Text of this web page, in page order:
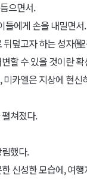
그 대상은, 한 평범한
못될 리 없기에, 미카
확실히 다른 이들과
기에 행색은 비루했지
베풀었으며, 행동함
한치의 의심도 없는